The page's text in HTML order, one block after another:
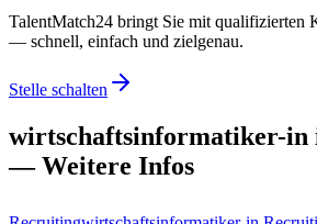
TalentMatch24 bringt Sie mit qualifizierten
— schnell, einfach und zielgenau.
Stelle schalten
wirtschaftsinformatiker-in
— Weitere Infos